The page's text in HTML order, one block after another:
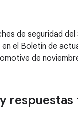
de seguridad del
el Boletín de
de